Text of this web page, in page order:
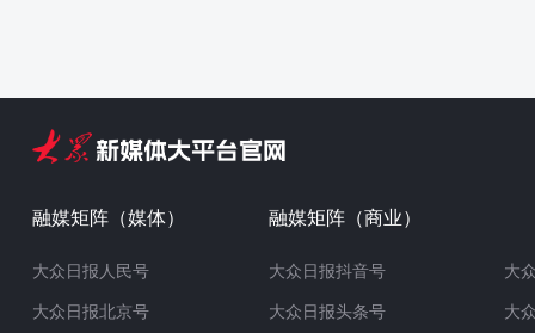
融媒矩阵（媒体）
大众日报人民号
大众日报北京号
融媒矩阵（商业）
大众日报抖音号
大众日报头条号
大
大